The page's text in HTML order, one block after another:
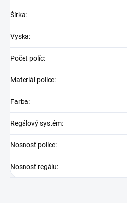
Šírka:
Výška:
Počet políc:
Materiál police:
Farba:
Regálový systém:
Nosnosť police:
Nosnosť regálu: